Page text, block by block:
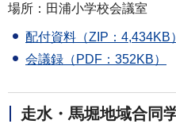
場所：田浦小学校会議室
配付資料（ZIP：4,434KB）
会議録（PDF：352KB）
走水・馬堀地域合同